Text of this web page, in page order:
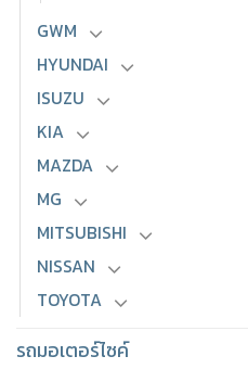
GWM
HYUNDAI
ISUZU
KIA
MAZDA
MG
MITSUBISHI
NISSAN
TOYOTA
รถมอเตอร์ไซค์